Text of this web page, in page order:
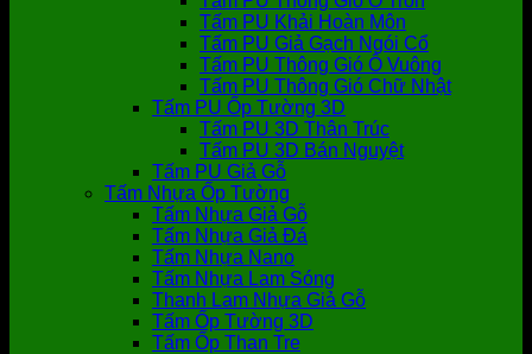
Tấm PU Khải Hoàn Môn
Tấm PU Giả Gạch Ngói Cổ
Tấm PU Thông Gió Ô Vuông
Tấm PU Thông Gió Chữ Nhật
Tấm PU Ốp Tường 3D
Tấm PU 3D Thân Trúc
Tấm PU 3D Bán Nguyệt
Tấm PU Giả Gỗ
Tấm Nhựa Ốp Tường
Tấm Nhựa Giả Gỗ
Tấm Nhựa Giả Đá
Tấm Nhựa Nano
Tấm Nhựa Lam Sóng
Thanh Lam Nhựa Giả Gỗ
Tấm Ốp Tường 3D
Tấm Ốp Than Tre